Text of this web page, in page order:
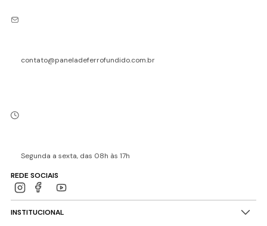
contato@paneladeferrofundido.com.br
Segunda a sexta, das 08h às 17h
REDE SOCIAIS
INSTITUCIONAL